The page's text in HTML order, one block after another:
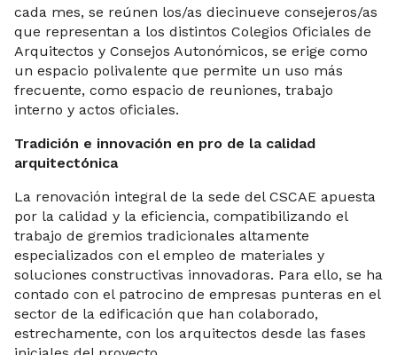
cada mes, se reúnen los/as diecinueve consejeros/as
que representan a los distintos Colegios Oficiales de
Arquitectos y Consejos Autonómicos, se erige como
un espacio polivalente que permite un uso más
frecuente, como espacio de reuniones, trabajo
interno y actos oficiales.
Tradición e innovación en pro de la calidad
arquitectónica
La renovación integral de la sede del CSCAE apuesta
por la calidad y la eficiencia, compatibilizando el
trabajo de gremios tradicionales altamente
especializados con el empleo de materiales y
soluciones constructivas innovadoras. Para ello, se ha
contado con el patrocino de empresas punteras en el
sector de la edificación que han colaborado,
estrechamente, con los arquitectos desde las fases